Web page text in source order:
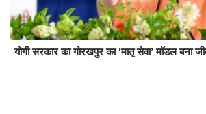
योगी सरकार का गोरखपुर का ‘मातृ सेवा’ मॉडल बना